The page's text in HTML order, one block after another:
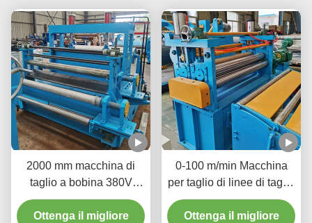
2000 mm macchina di
taglio a bobina 380V
50Hz 3 fasi aumentare la
disponibilità del materiale
Ottenga il migliore
0-100 m/min Macchina
per taglio di linee di taglio
di bobine per tagliare
bobine di metallo di
Ottenga il migliore